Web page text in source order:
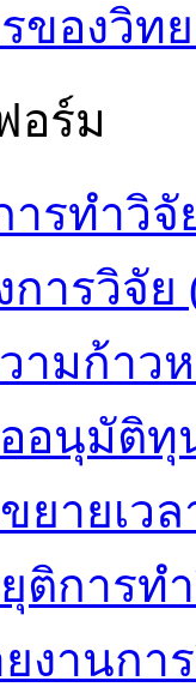
ของวิท
อร์ม
รทำวิจั
ารวิจัย
ามก้าว
อนุมัติทุ
ยายเว
ติการท
งานกา